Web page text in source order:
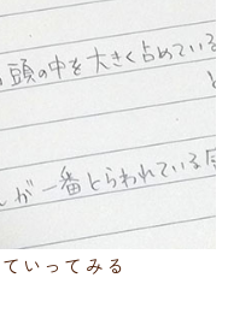
いってみる